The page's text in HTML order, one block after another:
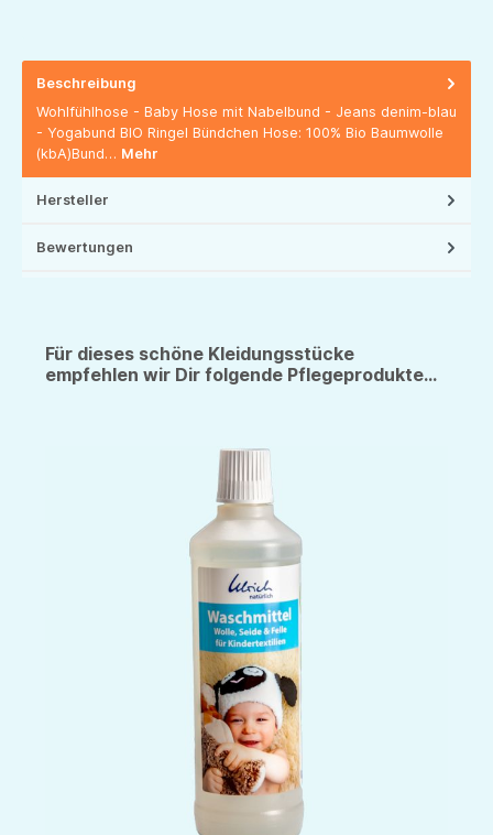
Beschreibung
Wohlfühlhose - Baby Hose mit Nabelbund - Jeans denim-blau
- Yogabund BIO Ringel Bündchen Hose: 100% Bio Baumwolle
(kbA)Bund… Mehr
Hersteller
Bewertungen
Für dieses schöne Kleidungsstücke
empfehlen wir Dir folgende Pflegeprodukte...